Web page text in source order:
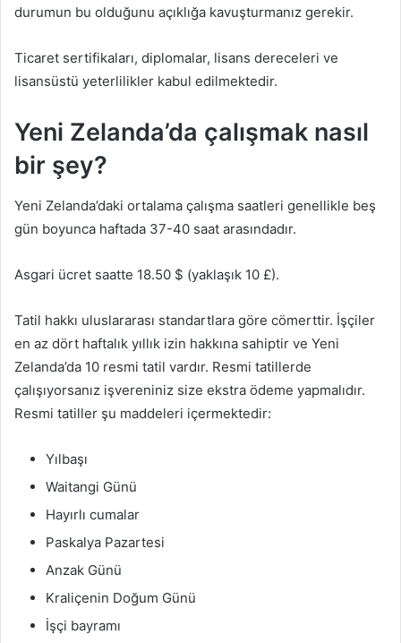
durumun bu olduğunu açıklığa kavuşturmanız gerekir.
Ticaret sertifikaları, diplomalar, lisans dereceleri ve
lisansüstü yeterlilikler kabul edilmektedir.
Yeni Zelanda’da çalışmak nasıl
bir şey?
Yeni Zelanda’daki ortalama çalışma saatleri genellikle beş
gün boyunca haftada 37-40 saat arasındadır.
Asgari ücret saatte 18.50 $ (yaklaşık 10 £).
Tatil hakkı uluslararası standartlara göre cömerttir. İşçiler
en az dört haftalık yıllık izin hakkına sahiptir ve Yeni
Zelanda’da 10 resmi tatil vardır. Resmi tatillerde
çalışıyorsanız işvereniniz size ekstra ödeme yapmalıdır.
Resmi tatiller şu maddeleri içermektedir:
Yılbaşı
Waitangi Günü
Hayırlı cumalar
Paskalya Pazartesi
Anzak Günü
Kraliçenin Doğum Günü
İşçi bayramı